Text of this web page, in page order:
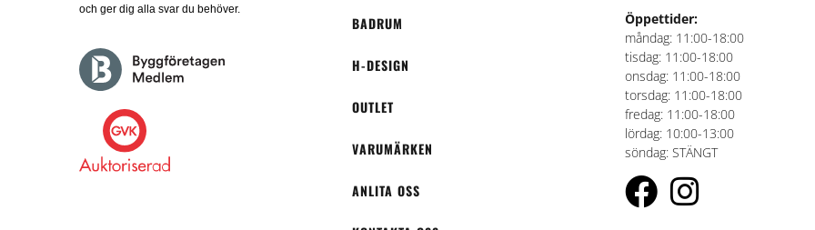
och ger dig alla svar du behöver.
BADRUM
H-DESIGN
OUTLET
VARUMÄRKEN
ANLITA OSS
Öppettider:
måndag: 11:00-18:00
tisdag: 11:00-18:00
onsdag: 11:00-18:00
torsdag: 11:00-18:00
fredag: 11:00-18:00
lördag: 10:00-13:00
söndag: STÄNGT